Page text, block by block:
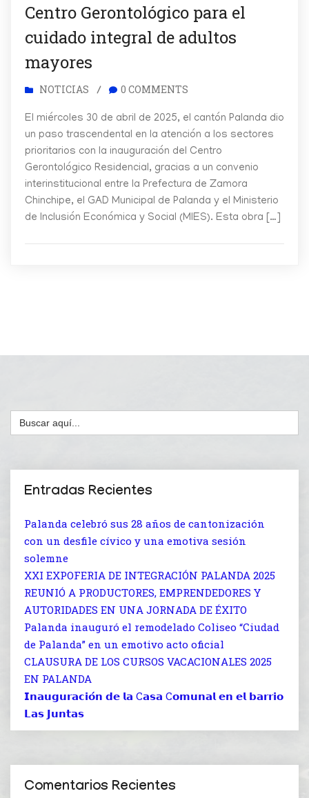
Centro Gerontológico para el
cuidado integral de adultos
mayores
NOTICIAS / 0 COMMENTS
El miércoles 30 de abril de 2025, el cantón Palanda dio
un paso trascendental en la atención a los sectores
prioritarios con la inauguración del Centro
Gerontológico Residencial, gracias a un convenio
interinstitucional entre la Prefectura de Zamora
Chinchipe, el GAD Municipal de Palanda y el Ministerio
de Inclusión Económica y Social (MIES). Esta obra […]
Buscar:
Entradas Recientes
Palanda celebró sus 28 años de cantonización
con un desfile cívico y una emotiva sesión
solemne
XXI EXPOFERIA DE INTEGRACIÓN PALANDA 2025
REUNIÓ A PRODUCTORES, EMPRENDEDORES Y
AUTORIDADES EN UNA JORNADA DE ÉXITO
Palanda inauguró el remodelado Coliseo “Ciudad
de Palanda” en un emotivo acto oficial
CLAUSURA DE LOS CURSOS VACACIONALES 2025
EN PALANDA
𝗜𝗻𝗮𝘂𝗴𝘂𝗿𝗮𝗰𝗶𝗼́𝗻 𝗱𝗲 𝗹𝗮 C𝗮𝘀𝗮 C𝗼𝗺𝘂𝗻𝗮𝗹 𝗲𝗻 𝗲𝗹 𝗯𝗮𝗿𝗿𝗶𝗼
𝗟𝗮𝘀 𝗝𝘂𝗻𝘁𝗮𝘀
Comentarios Recientes